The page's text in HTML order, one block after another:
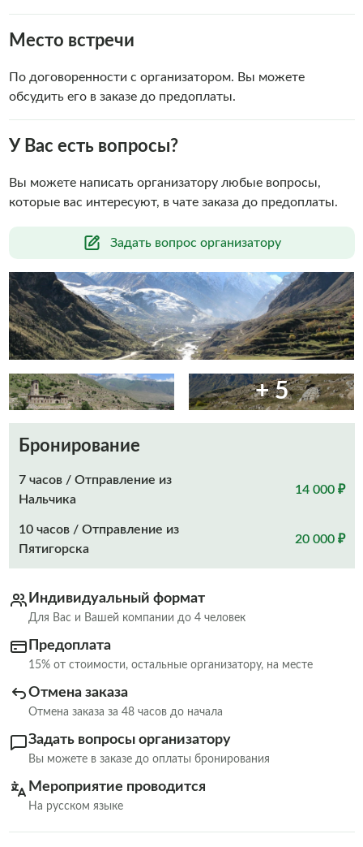
Место встречи
По договоренности с организатором. Вы можете
обсудить его в заказе до предоплаты.
У Вас есть вопросы?
Задать вопрос организатору
Вы можете написать организатору любые вопросы,
которые вас интересуют, в чате заказа до предоплаты.
+ 5
Бронирование
7 часов / Отправление из
Нальчика
14 000 ₽
10 часов / Отправление из
Пятигорска
20 000 ₽
Индивидуальный формат
Для Вас и Вашей компании до 4 человек
Предоплата
15% от стоимости, остальные организатору, на месте
Отмена заказа
Отмена заказа за 48 часов до начала
Задать вопросы организатору
Вы можете в заказе до оплаты бронирования
Мероприятие проводится
На русском языке